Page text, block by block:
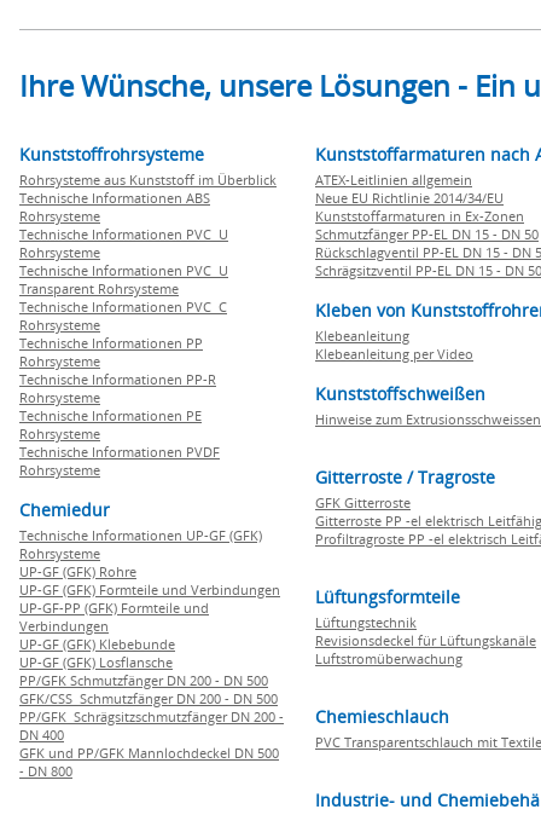
Ihre Wünsche, unsere Lösungen -
Kunststoffrohrsysteme
Rohrsysteme aus Kunststoff im Überblick
Technische Informationen ABS
Rohrsysteme
Technische Informationen PVC U
Rohrsysteme
Technische Informationen PVC U
Transparent Rohrsysteme
Technische Informationen PVC C
Rohrsysteme
Technische Informationen PP
Rohrsysteme
Technische Informationen PP-R
Rohrsysteme
Technische Informationen PE
Rohrsysteme
Technische Informationen PVDF
Rohrsysteme
Chemiedur
Technische Informationen UP-GF (GFK)
Rohrsysteme
UP-GF (GFK) Rohre
UP-GF (GFK) Formteile und Verbindungen
UP-GF-PP (GFK) Formteile und
Verbindungen
UP-GF (GFK) Klebebunde
UP-GF (GFK) Losflansche
PP/GFK Schmutzfänger DN 200 - DN 500
GFK/CSS Schmutzfänger DN 200 - DN 500
PP/GFK Schrägsitzschmutzfänger DN 200 -
DN 400
GFK und PP/GFK Mannlochdeckel DN 500
- DN 800
Kunststoffarmaturen nach
ATEX-Leitlinien allgemein
Neue EU Richtlinie 2014/34/EU
Kunststoffarmaturen in Ex-Zonen
Schmutzfänger PP-EL DN 15 - DN 50
Rückschlagventil PP-EL DN 15 - DN
Schrägsitzventil PP-EL DN 15 - DN 50
Kleben von
Klebeanleitung
Klebeanleitung per Video
Kunststoffschweißen
Hinweise zum Extrusionsschweissen
Gitterroste / Tragroste
GFK Gitterroste
Gitterroste PP -el elektrisch Leitfähig
Profiltragroste PP -el elektrisch
Lüftungsformteile
Lüftungstechnik
Revisionsdeckel für Lüftungskanäle
Luftstromüberwachung
Chemieschlauch
PVC Transparentschlauch mit
Industrie- und